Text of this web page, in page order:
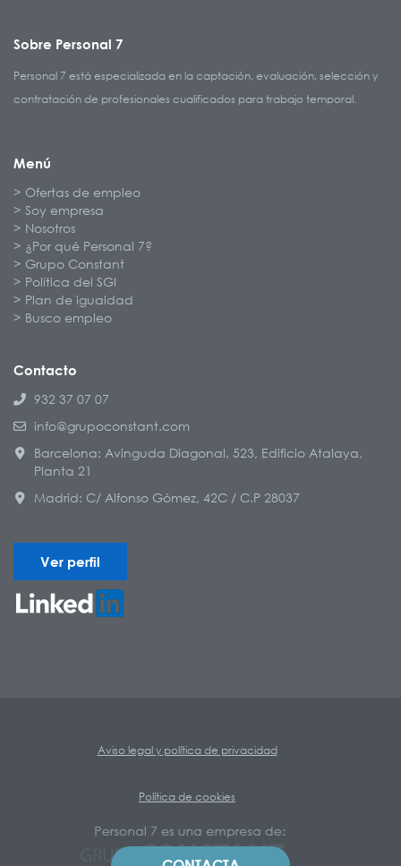
Sobre Personal 7
Personal 7 está especializada en la captación, evaluación, selección y
contratación de profesionales cualificados para trabajo temporal.
Menú
Ofertas de empleo
Soy empresa
Nosotros
¿Por qué Personal 7?
Grupo Constant
Política del SGI
Plan de igualdad
Busco empleo
Contacto
932 37 07 07
info@grupoconstant.com
Barcelona: Avinguda Diagonal, 523, Edificio Atalaya,
Planta 21
Madrid: C/ Alfonso Gómez, 42C / C.P 28037
Ver perfil
Aviso legal y política de privacidad
Política de cookies